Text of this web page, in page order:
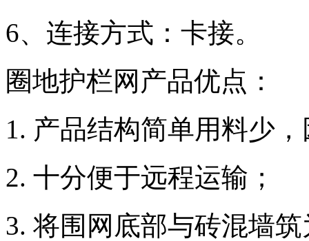
6、连接方式：卡接。
圈地护栏网产品优点：
1. 产品结构简单用料
2. 十分便于远程运输
3. 将围网底部与砖混墙